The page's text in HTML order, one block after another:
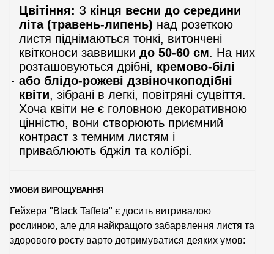
Цвітіння: З кінця весни до середини
літа (травень-липень) над розеткою
листя піднімаються тонкі, витончені
квітконоси заввишки до 50-60 см. На них
розташовуються дрібні, кремово-білі
або блідо-рожеві дзвіночкоподібні
квіти, зібрані в легкі, повітряні суцвіття.
Хоча квіти не є головною декоративною
цінністю, вони створюють приємний
контраст з темним листям і
приваблюють бджіл та колібрі.
УМОВИ ВИРОЩУВАННЯ
Гейхера "Black Taffeta" є досить витривалою
рослиною, але для найкращого забарвлення листя та
здорового росту варто дотримуватися деяких умов: